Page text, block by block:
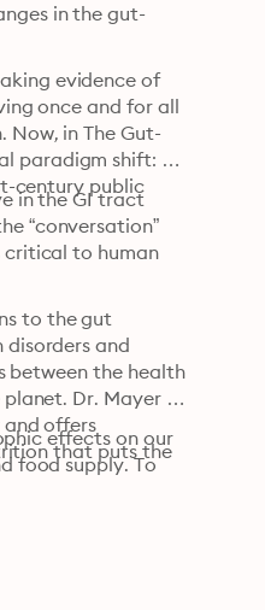
in the gut-
evidence of
once and for all
in The Gut-
paradigm shift:
century public
in the GI tract
“conversation”
critical to human
to the gut
and
between the health
Dr. Mayer
offers
that puts the
effects on our
food supply. To